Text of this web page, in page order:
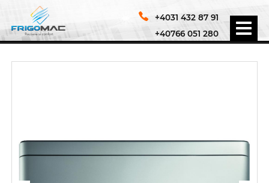
+4031 432 87 91
+40766 051 280